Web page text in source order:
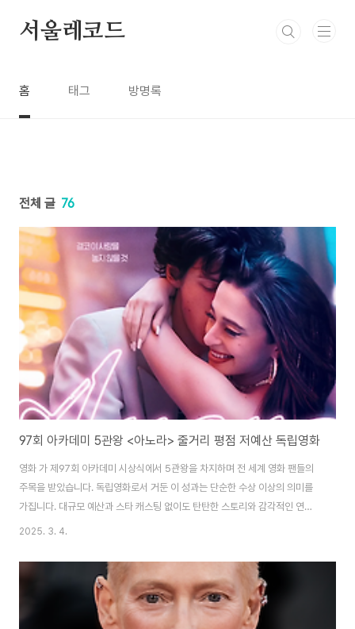
서울레코드
홈 태그 방명록
전체 글 76
97회 아카데미 5관왕 <아노라> 줄거리 평점 저예산 독립영화
영화 가 제97회 아카데미 시상식에서 5관왕을 차지하며 전 세계 영화 팬들의
주목을 받았습니다. 독립영화로서 거둔 이 성과는 단순한 수상 이상의 의미를
가집니다. 대규모 예산과 스타 캐스팅 없이도 탄탄한 스토리와 감각적인 연출
만으로 관객을 사로잡았기 때문입니다. 이 영화는 신데렐라 스토리를 연상시키
감독 숀 베이커는 , 등을 통해 소외된 사람들의 이야기를 담아왔으며, 이번 작품
에서도 그 철학을 이어갔습니다. 가 보여준 감동과 메시지는 단순한 영화 한 편
이상의 울림을 남겼습니다. 저예산 독립영화 5관왕 제97회 아카데미 시상식에
서 는 작품상, 감독상, 각본상, 편집상, 여우주연상을 수상하며 5관왕의 영예를
2025. 3. 4.